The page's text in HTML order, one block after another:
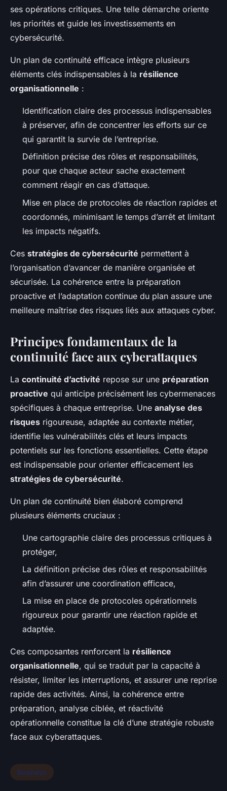
ses opérations critiques. Une telle démarche oriente
les priorités et guide les investissements en
cybersécurité.
Un plan de continuité efficace intègre plusieurs
éléments clés indispensables à la résilience
organisationnelle :
Identification claire des processus indispensables
à préserver, afin de concentrer les efforts sur ce
qui garantit la survie de l’entreprise.
Définition précise des rôles et responsabilités,
pour que chaque acteur sache exactement
comment réagir en cas d’attaque.
Mise en place de protocoles de réaction rapides et
coordonnés, minimisant le temps d’arrêt et limitant
les impacts négatifs.
Ces stratégies de cybersécurité permettent à
l’organisation d’avancer de manière organisée et
sécurisée. La cohérence entre la préparation
proactive et l’adaptation continue du plan assure une
meilleure maîtrise des risques liés aux attaques cyber.
Principes fondamentaux de la
continuité face aux cyberattaques
La continuité d’activité repose sur une préparation
proactive qui anticipe précisément les cybermenaces
spécifiques à chaque entreprise. Une analyse des
risques rigoureuse, adaptée au contexte métier,
identifie les vulnérabilités clés et leurs impacts
potentiels sur les fonctions essentielles. Cette étape
est indispensable pour orienter efficacement les
stratégies de cybersécurité.
Un plan de continuité bien élaboré comprend
plusieurs éléments cruciaux :
Une cartographie claire des processus critiques à
protéger,
La définition précise des rôles et responsabilités
afin d’assurer une coordination efficace,
La mise en place de protocoles opérationnels
rigoureux pour garantir une réaction rapide et
adaptée.
Ces composantes renforcent la résilience
organisationnelle, qui se traduit par la capacité à
résister, limiter les interruptions, et assurer une reprise
rapide des activités. Ainsi, la cohérence entre
préparation, analyse ciblée, et réactivité
opérationnelle constitue la clé d’une stratégie robuste
face aux cyberattaques.
Business